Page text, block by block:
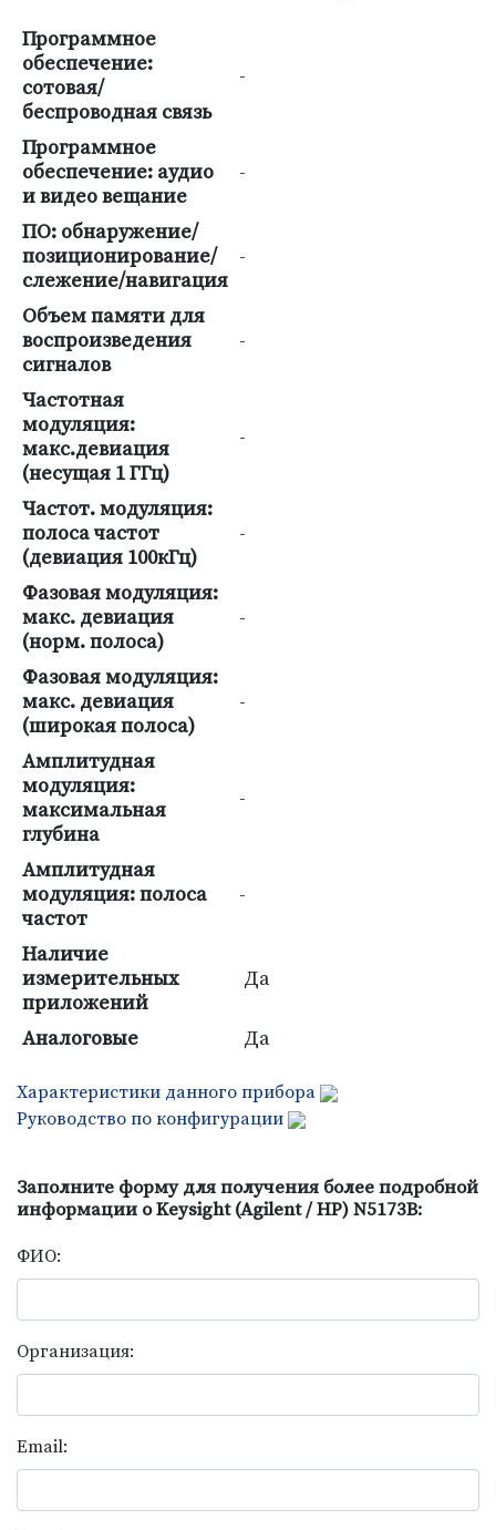
Программное
обеспечение:
сотовая/
беспроводная связь
-
Программное
обеспечение: аудио
и видео вещание
-
ПО: обнаружение/
позиционирование/
слежение/навигация
-
Объем памяти для
воспроизведения
сигналов
-
Частотная
модуляция:
макс.девиация
(несущая 1 ГГц)
-
Частот. модуляция:
полоса частот
(девиация 100кГц)
-
Фазовая модуляция:
макс. девиация
(норм. полоса)
-
Фазовая модуляция:
макс. девиация
(широкая полоса)
-
Амплитудная
модуляция:
максимальная
глубина
-
Амплитудная
модуляция: полоса
частот
-
Наличие
измерительных
приложений
Да
Аналоговые Да
Характеристики данного прибора
Руководство по конфигурации
Заполните форму для получения более подробной
информации о Keysight (Agilent / HP) N5173B:
ФИО:
Организация:
Email: